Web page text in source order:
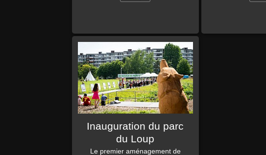
Inauguration du parc
du Loup
Le premier aménagement de